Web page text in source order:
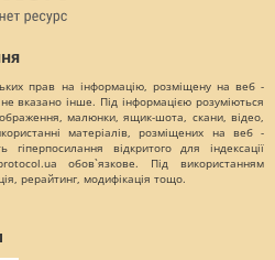
прав на інформацію, розміщену на веб -
вказано інше. Під інформацією розуміються
малюнки, ящик-шота, скани, відео,
матеріалів, розміщених на веб -
гіперпосилання відкритого для індексації
обов`язкове. Під використанням
рерайтинг, модифікація тощо.